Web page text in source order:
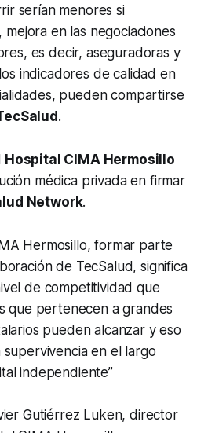
serían menores si
en las negociaciones
es decir, aseguradoras y
indicadores de calidad en
pueden compartirse
.
Hospital CIMA Hermosillo
médica privada en firmar
Network.
Hermosillo, formar parte
de TecSalud, significa
de competitividad que
que pertenecen a grandes
pueden alcanzar y eso
en el largo
independiente”
Gutiérrez Luken, director